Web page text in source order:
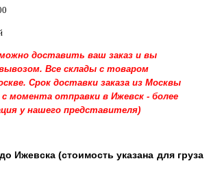
доставить ваш заказ и вы
Все склады с товаром
Срок доставки заказа из Москвы
момента отправки в Ижевск - более
у нашего представителя)
Ижевска (стоимость указана для груза